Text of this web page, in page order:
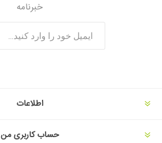
خبرنامه
اطلاعات
حساب کاربری من